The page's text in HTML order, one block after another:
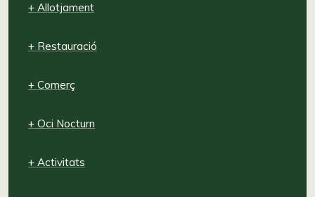
+ Allotjament
+ Restauració
+ Comerç
+ Oci Nocturn
+ Activitats